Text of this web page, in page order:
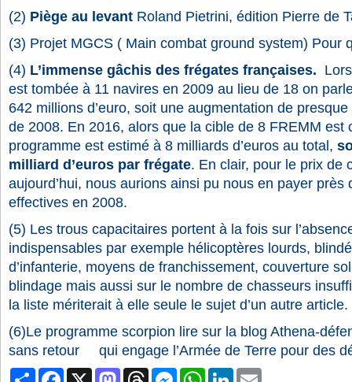
(2) Piège au levant Roland Pietrini, édition Pierre de
(3) Projet MGCS ( Main combat ground system) Pour
(4) L’immense gâchis des frégates françaises.
est tombée à 11 navires en 2009 au lieu de 18 on
642 millions d’euro, soit une augmentation de
de 2008. En 2016, alors que la cible de 8 FREMM est
programme est estimé à 8 milliards d’euros au total,
milliard d’euros par frégate. En clair, pour le prix de
aujourd’hui, nous aurions ainsi pu nous en payer près
effectives en 2008.
(5) Les trous capacitaires portent à la fois sur
indispensables par exemple hélicoptères lourds,
d’infanterie, moyens de franchissement, couverture
blindage mais aussi sur le nombre de chasseurs
la liste mériterait à elle seule le sujet d’un autre article.
(6)Le programme scorpion lire sur la blog Athena-
sans retour
qui engage l’Armée de Terre pour des
PartagerFacebook MastodonThreads MessengerWhatsAppLinkedIn